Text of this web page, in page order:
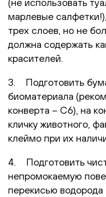
марлевые
трех слоев, но не
должна содержать
красителей.
3. Подготовить
биоматериала
конверта – С6), на
кличку животного,
клеймо при их
4. Подготовить
непромокаемую
перекисью водорода